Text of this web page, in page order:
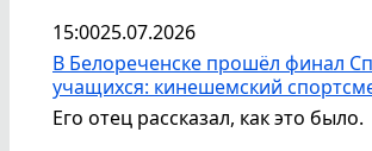
15:0025.07.2026
В Белореченске прошёл финал
учащихся: кинешемский
Его отец рассказал, как это было.